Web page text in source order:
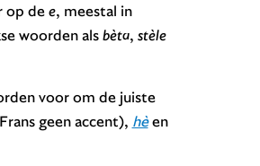
op dee, meestal in
woorden alsbèta, stèle
voor om de juiste
geen accent), hèen